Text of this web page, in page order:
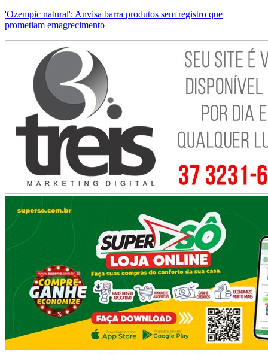
'Ozempic natural': Anvisa barra produtos sem registro que
prometiam emagrecimento